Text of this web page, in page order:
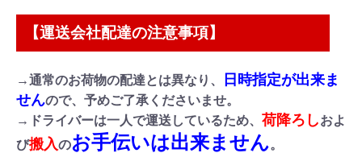
【運送会社配達の注意事項】
→通常のお荷物の配達とは異なり、
日時指定が出来ま
せんので、予めご了承くださいませ。
→ドライバーは一人で運送しているため、 荷降ろしおよ
び搬入のお手伝いは出来ません。